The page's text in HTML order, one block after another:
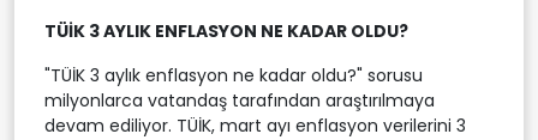
TÜİK 3 AYLIK ENFLASYON NE KADAR OLDU?
"TÜİK 3 aylık enflasyon ne kadar oldu?" sorusu
milyonlarca vatandaş tarafından araştırılmaya
devam ediliyor. TÜİK, mart ayı enflasyon verilerini 3